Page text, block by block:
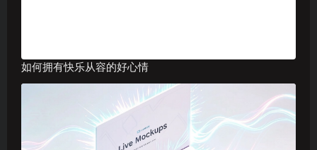
如何拥有快乐从容的好心情